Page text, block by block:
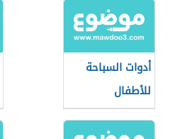
أدوات السباحة
للأطفال